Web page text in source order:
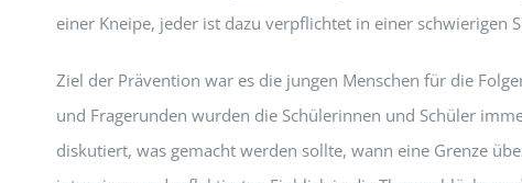
einer Kneipe, jeder ist dazu verpflichtet in einer schwierigen
Ziel der Prävention war es die jungen Menschen für die
und Fragerunden wurden die Schülerinnen und Schüler
diskutiert, was gemacht werden sollte, wann eine Grenze